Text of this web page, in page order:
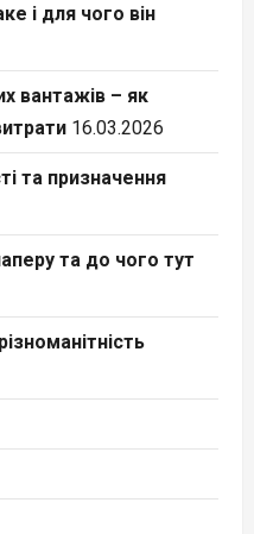
і для чого він
вантажів – як
16.03.2026
та призначення
та до чого тут